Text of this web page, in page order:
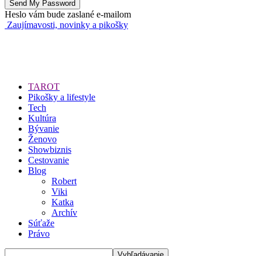
Heslo vám bude zaslané e-mailom
Zaujímavosti, novinky a pikošky
TAROT
Pikošky a lifestyle
Tech
Kultúra
Bývanie
Ženovo
Showbiznis
Cestovanie
Blog
Robert
Viki
Katka
Archív
Súťaže
Právo